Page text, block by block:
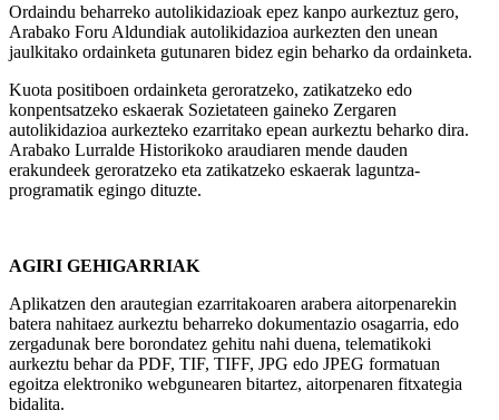
Ordaindu beharreko autolikidazioak epez kanpo aurkeztuz gero,
Arabako Foru Aldundiak autolikidazioa aurkezten den unean
jaulkitako ordainketa gutunaren bidez egin beharko da ordainketa.
Kuota positiboen ordainketa geroratzeko, zatikatzeko edo
konpentsatzeko eskaerak Sozietateen gaineko Zergaren
autolikidazioa aurkezteko ezarritako epean aurkeztu beharko dira.
Arabako Lurralde Historikoko araudiaren mende dauden
erakundeek geroratzeko eta zatikatzeko eskaerak laguntza-
programatik egingo dituzte.
AGIRI GEHIGARRIAK
Aplikatzen den arautegian ezarritakoaren arabera aitorpenarekin
batera nahitaez aurkeztu beharreko dokumentazio osagarria, edo
zergadunak bere borondatez gehitu nahi duena, telematikoki
aurkeztu behar da PDF, TIF, TIFF, JPG edo JPEG formatuan
egoitza elektroniko webgunearen bitartez, aitorpenaren fitxategia
bidalita.